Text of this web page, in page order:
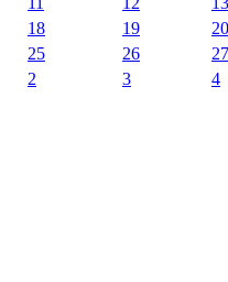
18 19
20
25 26
27
2 3
4